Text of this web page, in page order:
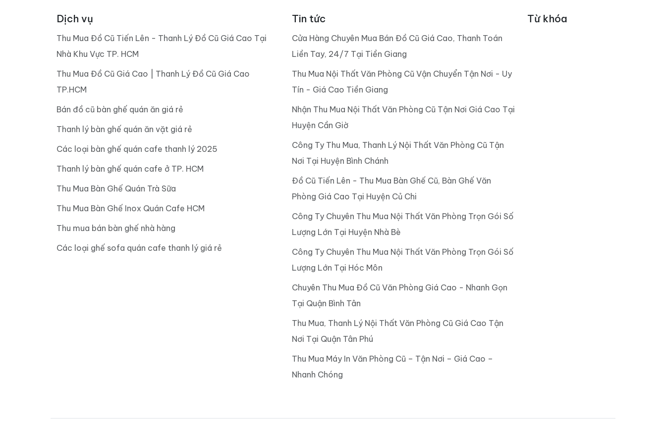
Dịch vụ
Thu Mua Đồ Cũ Tiến Lên - Thanh Lý Đồ Cũ Giá Cao Tại
Nhà Khu Vực TP. HCM
Thu Mua Đồ Cũ Giá Cao | Thanh Lý Đồ Cũ Giá Cao
TP.HCM
Bán đồ cũ bàn ghế quán ăn giá rẻ
Thanh lý bàn ghế quán ăn vặt giá rẻ
Các loại bàn ghế quán cafe thanh lý 2025
Thanh lý bàn ghế quán cafe ở TP. HCM
Thu Mua Bàn Ghế Quán Trà Sữa
Thu Mua Bàn Ghế Inox Quán Cafe HCM
Thu mua bán bàn ghế nhà hàng
Các loại ghế sofa quán cafe thanh lý giá rẻ
Tin tức
Cửa Hàng Chuyên Mua Bán Đồ Cũ Giá Cao, Thanh Toán
Liền Tay, 24/7 Tại Tiền Giang
Thu Mua Nội Thất Văn Phòng Cũ Vận Chuyển Tận Nơi - Uy
Tín - Giá Cao Tiền Giang
Nhận Thu Mua Nội Thất Văn Phòng Cũ Tận Nơi Giá Cao Tại
Huyện Cần Giờ
Công Ty Thu Mua, Thanh Lý Nội Thất Văn Phòng Cũ Tận
Nơi Tại Huyện Bình Chánh
Đồ Cũ Tiến Lên - Thu Mua Bàn Ghế Cũ, Bàn Ghế Văn
Phòng Giá Cao Tại Huyện Củ Chi
Công Ty Chuyên Thu Mua Nội Thất Văn Phòng Trọn Gói Số
Lượng Lớn Tại Huyện Nhà Bè
Công Ty Chuyên Thu Mua Nội Thất Văn Phòng Trọn Gói Số
Lượng Lớn Tại Hóc Môn
Chuyên Thu Mua Đồ Cũ Văn Phòng Giá Cao - Nhanh Gọn
Tại Quận Bình Tân
Thu Mua, Thanh Lý Nội Thất Văn Phòng Cũ Giá Cao Tận
Nơi Tại Quận Tân Phú
Thu Mua Máy In Văn Phòng Cũ – Tận Nơi – Giá Cao –
Nhanh Chóng
Từ khóa